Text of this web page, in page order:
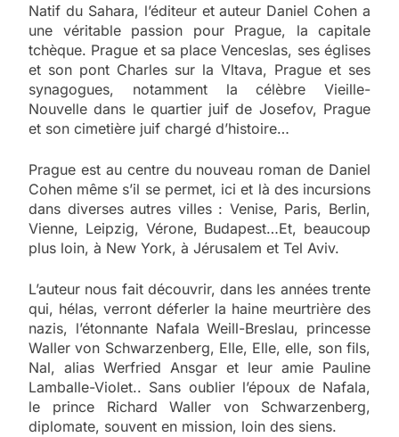
Natif du Sahara, l’éditeur et auteur Daniel Cohen a
une véritable passion pour Prague, la capitale
tchèque. Prague et sa place Venceslas, ses églises
et son pont Charles sur la Vltava, Prague et ses
synagogues, notamment la célèbre Vieille-
Nouvelle dans le quartier juif de Josefov, Prague
et son cimetière juif chargé d’histoire…
Prague est au centre du nouveau roman de Daniel
Cohen même s’il se permet, ici et là des incursions
dans diverses autres villes : Venise, Paris, Berlin,
Vienne, Leipzig, Vérone, Budapest…Et, beaucoup
plus loin, à New York, à Jérusalem et Tel Aviv.
L’auteur nous fait découvrir, dans les années trente
qui, hélas, verront déferler la haine meurtrière des
nazis, l’étonnante Nafala Weill-Breslau, princesse
Waller von Schwarzenberg, Elle, Elle, elle, son fils,
Nal, alias Werfried Ansgar et leur amie Pauline
Lamballe-Violet.. Sans oublier l’époux de Nafala,
le prince Richard Waller von Schwarzenberg,
diplomate, souvent en mission, loin des siens.